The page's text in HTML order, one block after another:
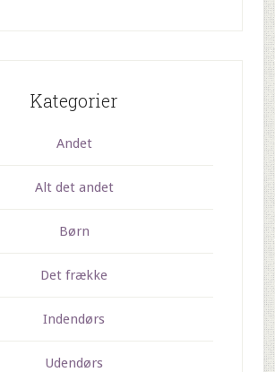
Kategorier
Andet
Alt det andet
Børn
Det frække
Indendørs
Udendørs